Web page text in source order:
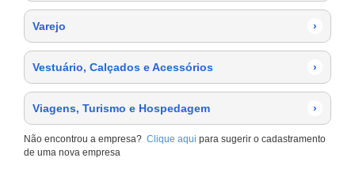
Varejo ›
Vestuário, Calçados e Acessórios ›
Viagens, Turismo e Hospedagem ›
Não encontrou a empresa? Clique aqui para sugerir o cadastramento
de uma nova empresa